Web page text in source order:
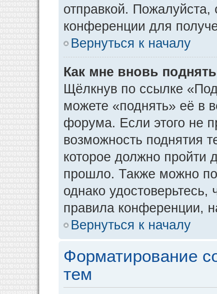
отправкой.
конференции для
Вернуться к началу
Как мне вновь
Щёлкнув по ссылке
можете «поднять» её в
форума. Если этого не
возможность поднятия
которое должно пройти
прошло. Также можно
однако
правила конференции,
Вернуться к началу
Форматирование
тем